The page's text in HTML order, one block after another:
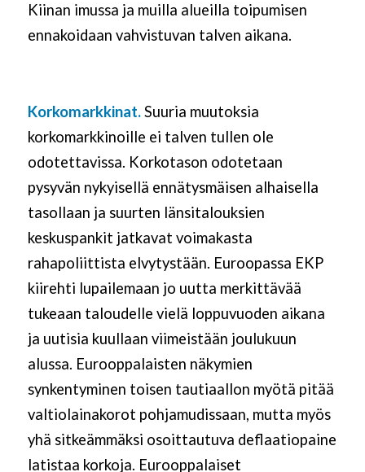
Kiinan imussa ja muilla alueilla toipumisen
ennakoidaan vahvistuvan talven aikana.
Korkomarkkinat.Suuria muutoksia
korkomarkkinoille ei talven tullen ole
odotettavissa. Korkotason odotetaan
pysyvän nykyisellä ennätysmäisen alhaisella
tasollaan ja suurten länsitalouksien
keskuspankit jatkavat voimakasta
rahapoliittista elvytystään. Euroopassa EKP
kiirehti lupailemaan jo uutta merkittävää
tukeaan taloudelle vielä loppuvuoden aikana
ja uutisia kuullaan viimeistään joulukuun
alussa. Eurooppalaisten näkymien
synkentyminen toisen tautiaallon myötä pitää
valtiolainakorot pohjamudissaan, mutta myös
yhä sitkeämmäksi osoittautuva deflaatiopaine
latistaa korkoja. Eurooppalaiset